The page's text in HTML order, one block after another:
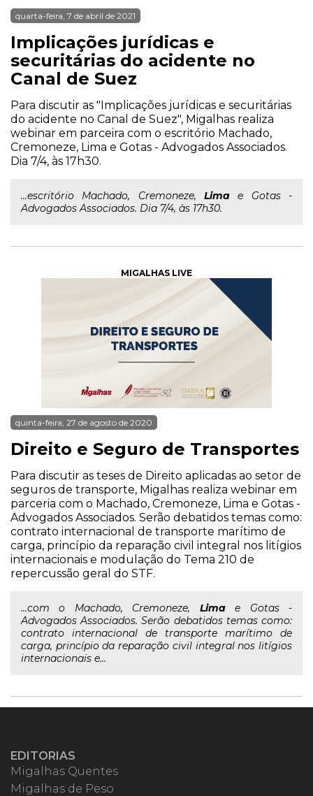
quarta-feira, 7 de abril de 2021
Implicações jurídicas e
securitárias do acidente no
Canal de Suez
Para discutir as "Implicações jurídicas e securitárias
do acidente no Canal de Suez", Migalhas realiza
webinar em parceira com o escritório Machado,
Cremoneze, Lima e Gotas - Advogados Associados.
Dia 7/4, às 17h30.
...escritório Machado, Cremoneze, Lima e Gotas -
Advogados Associados. Dia 7/4, às 17h30.
MIGALHAS LIVE
quinta-feira, 27 de agosto de 2020
Direito e Seguro de Transportes
Para discutir as teses de Direito aplicadas ao setor de
seguros de transporte, Migalhas realiza webinar em
parceria com o Machado, Cremoneze, Lima e Gotas -
Advogados Associados. Serão debatidos temas como:
contrato internacional de transporte marítimo de
carga, princípio da reparação civil integral nos litígios
internacionais e modulação do Tema 210 de
repercussão geral do STF.
...com o Machado, Cremoneze, Limae Gotas -
Advogados Associados. Serão debatidos temas como:
contrato internacional de transporte marítimo de
carga, princípio da reparação civil integral nos litígios
internacionais e...
EDITORIAS
Migalhas Quentes
Migalhas de Peso